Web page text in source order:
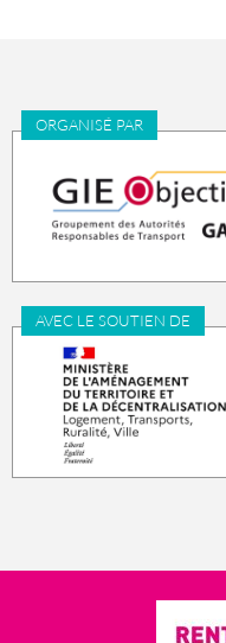
ORGANISÉ PAR
AVEC LE SOUTIEN DE